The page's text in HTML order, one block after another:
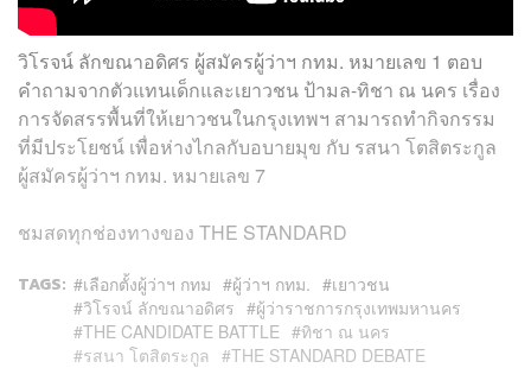
วิโรจน์ ลักขณาอดิศร ผู้สมัครผู้ว่าฯ กทม. หมายเลข 1 ตอบ
คำถามจากตัวแทนเด็กและเยาวชน ป้ามล-ทิชา ณ นคร เรื่อง
การจัดสรรพื้นที่ให้เยาวชนในกรุงเทพฯ สามารถทำกิจกรรม
ที่มีประโยชน์ เพื่อห่างไกลกับอบายมุข กับ รสนา โตสิตระกูล
ผู้สมัครผู้ว่าฯ กทม. หมายเลข 7
ชมสดทุกช่องทางของ THE STANDARD
TAGS: เลือกตั้งผู้ว่าฯ กทม ผู้ว่าฯ กทม.
เยาวชน
วิโรจน์ ลักขณาอดิศร
ผู้ว่าราชการกรุงเทพมหานคร
THE CANDIDATE BATTLE
ทิชา ณ นคร
รสนา โตสิตระกูล
THE STANDARD DEBATE